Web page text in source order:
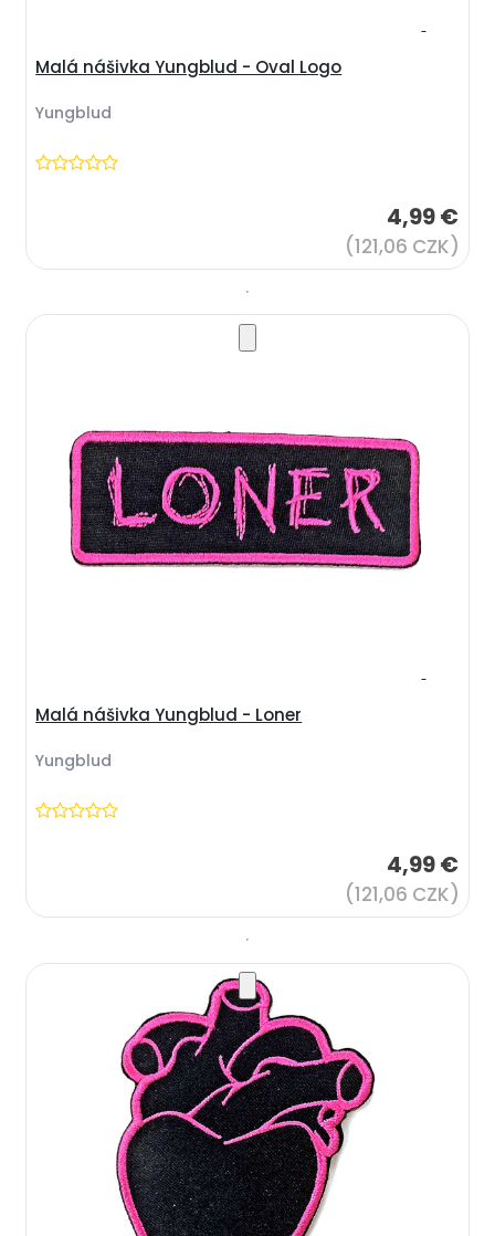
Malá nášivka Yungblud - Oval Logo
Yungblud
4,99 €
(121,06 CZK)
Malá nášivka Yungblud - Loner
Yungblud
4,99 €
(121,06 CZK)